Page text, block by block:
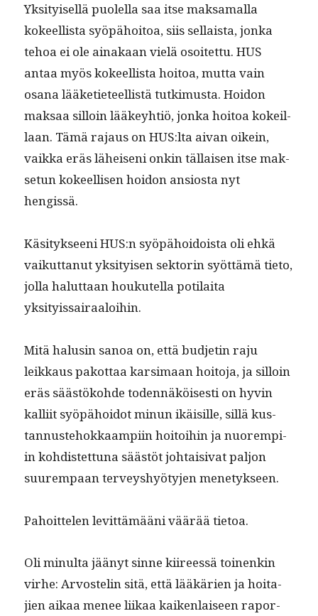
Yksi­tyisel­lä puolel­la saa itse mak­samal­la
kokeel­lista syöpähoitoa, siis sel­l­aista, jon­ka
tehoa ei ole ainakaan vielä osoitet­tu. HUS
antaa myös kokeel­lista hoitoa, mut­ta vain
osana lääketi­eteel­listä tutkimus­ta. Hoidon
mak­saa sil­loin lääkey­htiö, jon­ka hoitoa kokeil­
laan. Tämä rajaus on HUS:lta aivan oikein,
vaik­ka eräs läheiseni onkin täl­laisen itse mak­
se­tun kokeel­lisen hoidon ansios­ta nyt
hengissä.
Käsi­tyk­seeni HUS:n syöpähoidoista oli ehkä
vaikut­tanut yksi­tyisen sek­torin syöt­tämä tieto,
jol­la halut­taan houkutel­la poti­lai­ta
yksityissairaaloihin.
Mitä halusin sanoa on, että bud­jetin raju
leikkaus pakot­taa kar­si­maan hoito­ja, ja sil­loin
eräs säästöko­hde toden­näköis­es­ti on hyvin
kalli­it syöpähoidot min­un ikäisille, sil­lä kus­
tan­nuste­hokkaampi­in hoitoi­hin ja nuorem­pi­
in kohdis­tet­tuna säästöt johtaisi­vat paljon
suurem­paan ter­veyshyö­ty­jen menetykseen.
Pahoit­te­len levit­tämääni väärää tietoa.
Oli min­ul­ta jäänyt sinne kiireessä toinenkin
virhe: Arvostelin sitä, että lääkärien ja hoita­
jien aikaa menee liikaa kaiken­laiseen rapor­